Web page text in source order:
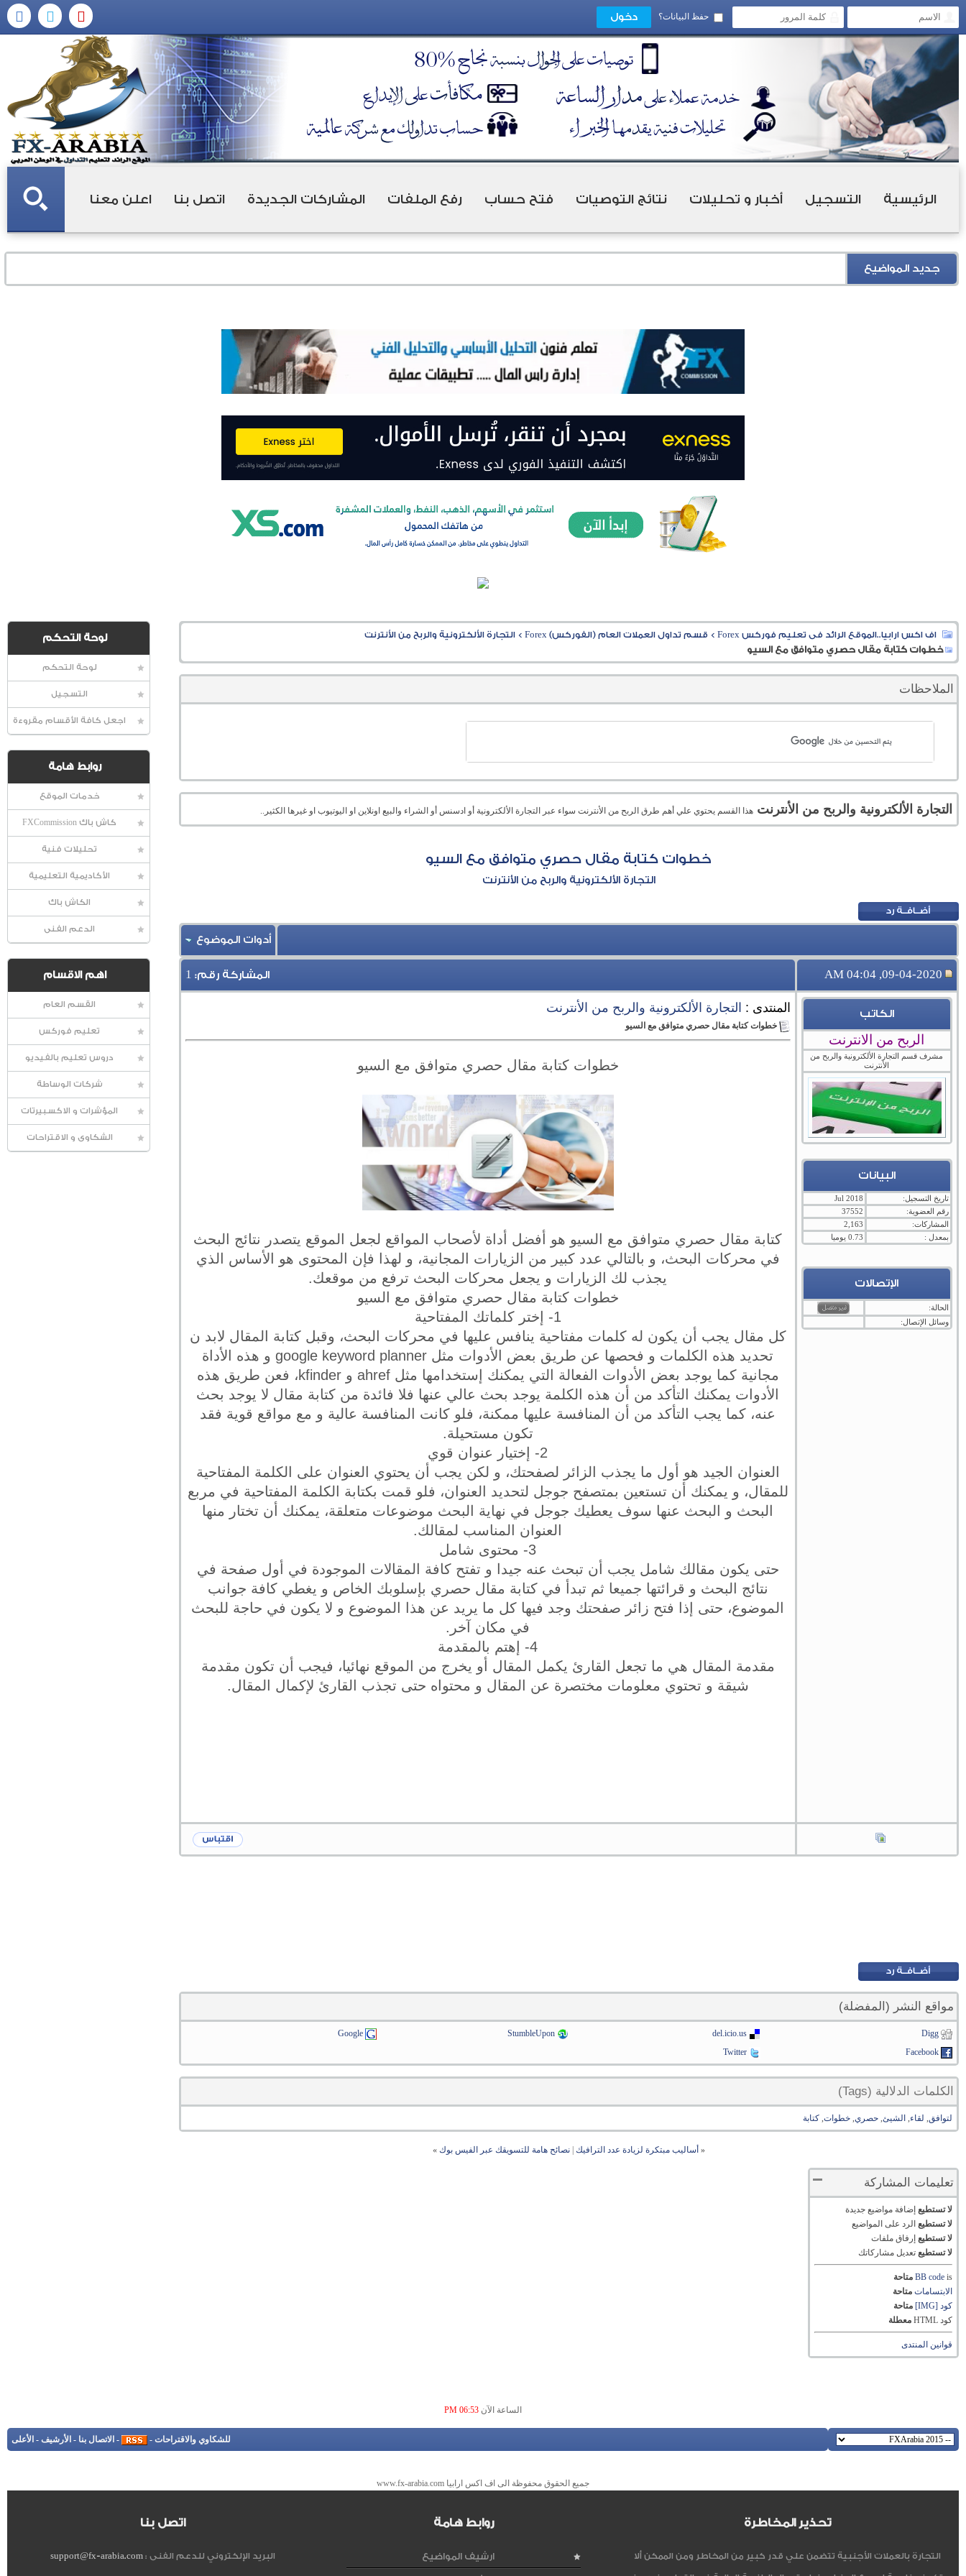
حفظ البيانات؟
الرئيسية التسجيل أخبار و تحليلات نتائج التوصيات فتح حساب رفع الملفات المشاركات الجديدة اتصل بنا اعلن معنا
جديد المواضيع
لوحة التحكم
لوحة التحكم
التسجيل
اجعل كافة الأقسام مقروءة
روابط هامة
خدمات الموقع
كاش باك FXCommission
تحليلات فنية
الأكاديمية التعليمية
الكاش باك
الدعم الفنى
اهم الاقسام
القسم العام
تعليم فوركس
دروس تعليم بالفيديو
شركات الوساطة
المؤشرات و الاكسبيرتات
الشكاوى و الاقتراحات
اف اكس ارابيا..الموقع الرائد فى تعليم فوركس Forex > قسم تداول العملات العام (الفوركس) Forex >التجارة الألكترونية والربح من الأنترنت
خطوات كتابة مقال حصري متوافق مع السيو
الملاحظات
التجارة الألكترونية والربح من الأنترنت هذا القسم يحتوي علي أهم طرق الربح من الأنترنت سواء عبر التجارة الألكترونية أو ادسنس أو الشراء والبيع اونلاين او اليوتيوب او غيرها الكثير..
خطوات كتابة مقال حصري متوافق مع السيو
التجارة الألكترونية والربح من الأنترنت
أدوات الموضوع
09-04-2020, 04:04 AM المشاركة رقم: 1
الكاتب
الربح من الانترنت
مشرف قسم التجارة الألكترونية والربح من
الأنترنت
البيانات
تاريخ التسجيل:
Jul 2018
رقم العضوية:
37552
المشاركات:
2,163
بمعدل :
0.73 يوميا
الإتصالات
الحالة:
وسائل الإتصال:
المنتدى : التجارة الألكترونية والربح من الأنترنت
خطوات كتابة مقال حصري متوافق مع السيو
خطوات كتابة مقال حصري متوافق مع السيو
كتابة مقال حصري متوافق مع السيو هو أفضل أداة لأصحاب المواقع لجعل الموقع يتصدر نتائج البحث
في محركات البحث، و بالتالي عدد كبير من الزيارات المجانية، و لهذا فإن المحتوى هو الأساس الذي
يجذب لك الزيارات و يجعل محركات البحث ترفع من موقعك.
خطوات كتابة مقال حصري متوافق مع السيو
1- إختر كلماتك المفتاحية
كل مقال يجب أن يكون له كلمات مفتاحية ينافس عليها في محركات البحث، وقبل كتابة المقال لابد ن
تحديد هذه الكلمات و فحصها عن طريق بعض الأدوات مثل google keyword planner و هذه الأداة
مجانية كما يوجد بعض الأدوات الفعالة التي يمكنك إستخدامها مثل ahref و kfinder، فعن طريق هذه
الأدوات يمكنك التأكد من أن هذه الكلمة يوجد بحث عالي عنها فلا فائدة من كتابة مقال لا يوجد بحث
عنه، كما يجب التأكد من أن المنافسة عليها ممكنة، فلو كانت المنافسة عالية و مع مواقع قوية فقد
تكون مستحيلة.
2- إختيار عنوان قوي
العنوان الجيد هو أول ما يجذب الزائر لصفحتك، و لكن يجب أن يحتوي العنوان على الكلمة المفتاحية
للمقال، و يمكنك أن تستعين بمتصفح جوجل لتحديد العنوان، فلو قمت بكتابة الكلمة المفتاحية في مربع
البحث و البحث عنها سوف يعطيك جوجل في نهاية البحث موضوعات متعلقة، يمكنك أن تختار منها
العنوان المناسب لمقالك.
3- محتوى شامل
حتى يكون مقالك شامل يجب أن تبحث عنه جيدا و تفتح كافة المقالات الموجودة في أول صفحة في
نتائج البحث و قرائتها جميعا ثم تبدأ في كتابة مقال حصري بإسلوبك الخاص و يغطي كافة جوانب
الموضوع، حتى إذا فتح زائر صفحتك وجد فيها كل ما يريد عن هذا الموضوع و لا يكون في حاجة للبحث
في مكان آخر.
4- إهتم بالمقدمة
مقدمة المقال هي ما تجعل القارئ يكمل المقال أو يخرج من الموقع نهائيا، فيجب أن تكون مقدمة
شيقة و تحتوي معلومات مختصرة عن المقال و محتواه حتى تجذب القارئ لإكمال المقال.
مواقع النشر (المفضلة)
Digg
del.icio.us
StumbleUpon
Google
Facebook
Twitter
الكلمات الدلالية (Tags)
لتوافق, لقاء, الشيئ,حصري,خطوات,كتابة
« أساليب مبتكرة لزيادة عدد الترافيك |نصائح هامة للتسويقك عبر الفيس بوك »
تعليمات المشاركة
لا تستطيع إضافة مواضيع جديدة
لا تستطيع الرد على المواضيع
لا تستطيع إرفاق ملفات
لا تستطيع تعديل مشاركاتك
BB codeis
متاحة
الابتسامات متاحة
كود [IMG]
متاحة
كود HTML
معطلة
قوانين المنتدى
الساعة الآن 06:53 PM
للشكاوي والاقتراحات -
- الاتصال بنا - الأرشيف - الأعلى
جميع الحقوق محفوظة الى اف اكس ارابيا www.fx-arabia.com
تحذير المخاطرة
التجارة بالعملات الأجنبية تتضمن علي قدر كبير من المخاطر ومن الممكن ألا
روابط هامة
ارشيف المواضيع
اتصل بنا
البريد الإلكتروني للدعم الفنى :support@fx-arabia.com